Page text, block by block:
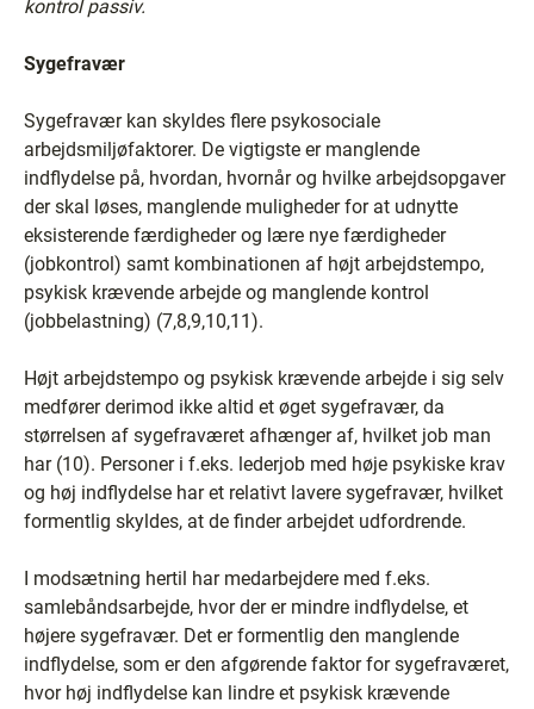
kontrol passiv.
Sygefravær
Sygefravær kan skyldes flere psykosociale
arbejdsmiljøfaktorer. De vigtigste er manglende
indflydelse på, hvordan, hvornår og hvilke arbejdsopgaver
der skal løses, manglende muligheder for at udnytte
eksisterende færdigheder og lære nye færdigheder
(jobkontrol) samt kombinationen af højt arbejdstempo,
psykisk krævende arbejde og manglende kontrol
(jobbelastning) (7,8,9,10,11).
Højt arbejdstempo og psykisk krævende arbejde i sig selv
medfører derimod ikke altid et øget sygefravær, da
størrelsen af sygefraværet afhænger af, hvilket job man
har (10). Personer i f.eks. lederjob med høje psykiske krav
og høj indflydelse har et relativt lavere sygefravær, hvilket
formentlig skyldes, at de finder arbejdet udfordrende.
I modsætning hertil har medarbejdere med f.eks.
samlebåndsarbejde, hvor der er mindre indflydelse, et
højere sygefravær. Det er formentlig den manglende
indflydelse, som er den afgørende faktor for sygefraværet,
hvor høj indflydelse kan lindre et psykisk krævende